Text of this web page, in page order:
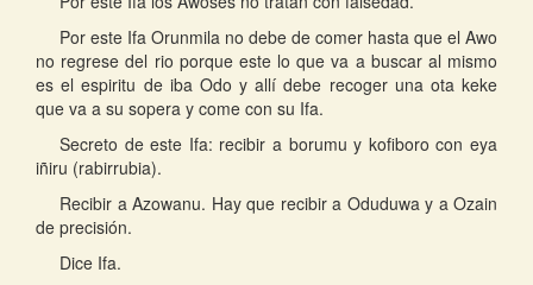
Por este Ifa Orunmila no debe de comer hasta que el Awo
no regrese del rio porque este lo que va a buscar al mismo
es el espiritu de iba Odo y allí debe recoger una ota keke
que va a su sopera y come con su Ifa.
Secreto de este Ifa: recibir a borumu y kofiboro con eya
iñiru (rabirrubia).
Recibir a Azowanu. Hay que recibir a Oduduwa y a Ozain
de precisión.
Dice Ifa.